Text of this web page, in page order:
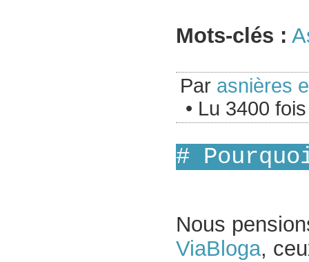
Mots-clés :
Par asnières
• Lu 3400 fois
#
Nous
ViaBloga,